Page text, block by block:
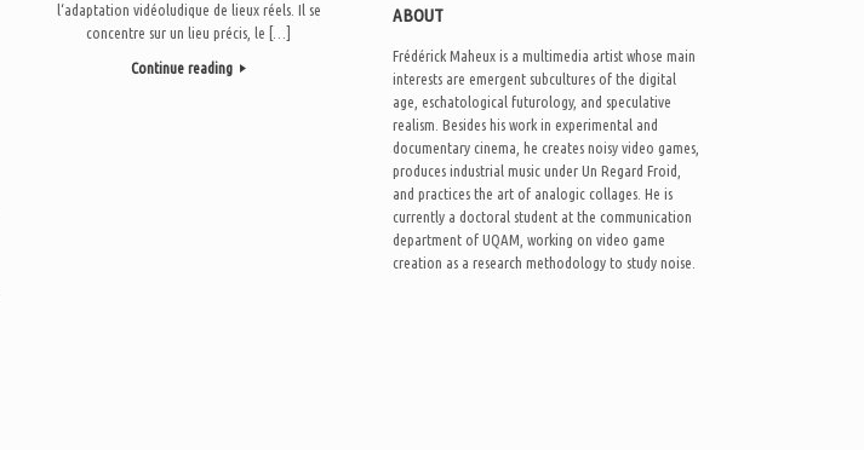
l‘adaptation vidéoludique de lieux réels. Il se
concentre sur un lieu précis, le […]
Continue reading
ABOUT
Frédérick Maheux is a multimedia artist whose main
interests are emergent subcultures of the digital
age, eschatological futurology, and speculative
realism. Besides his work in experimental and
documentary cinema, he creates noisy video games,
produces industrial music under Un Regard Froid,
and practices the art of analogic collages. He is
currently a doctoral student at the communication
department of UQAM, working on video game
creation as a research methodology to study noise.